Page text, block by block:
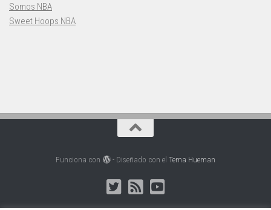
Somos NBA
Sweet Hoops NBA
Funciona con - Diseñado con el Tema Hueman